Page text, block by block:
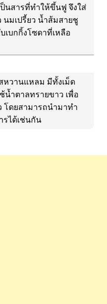
ป็นสารที่ทำให้ขึ้นฟู จึงใส่
นมเปรี้ยว น้ำส้มสายชู
เบกกิ้งโซดาที่เหลือ
หวานแหลม มีทั้งเม็ด
น้ำตาลทรายขาว เพื่อ
โดยสามารถนำมาทำ
รได้เช่นกัน